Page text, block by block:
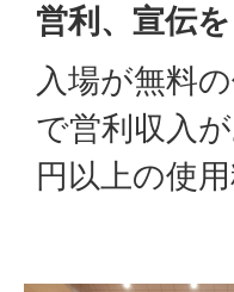
営利、宣伝
入場が無料
で営利収入
円以上の使